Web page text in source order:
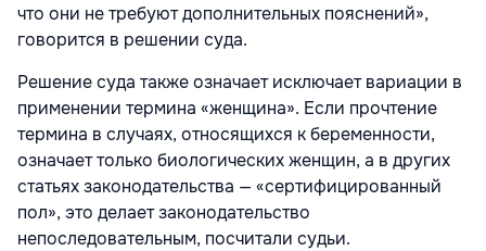
что они не требуют дополнительных пояснений»,
говорится в решении суда.
Решение суда также означает исключает вариации в
применении термина «женщина». Если прочтение
термина в случаях, относящихся к беременности,
означает только биологических женщин, а в других
статьях законодательства — «сертифицированный
пол», это делает законодательство
непоследовательным, посчитали судьи.